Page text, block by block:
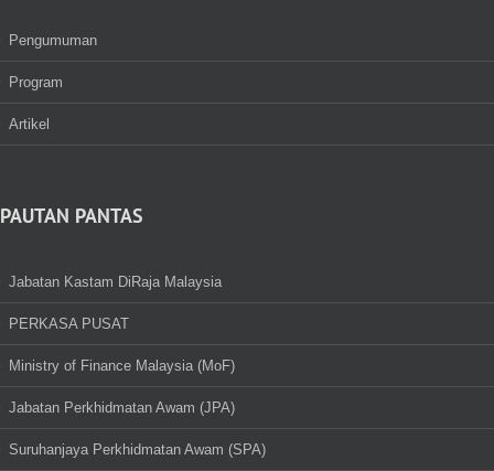
Pengumuman
Program
Artikel
PAUTAN PANTAS
Jabatan Kastam DiRaja Malaysia
PERKASA PUSAT
Ministry of Finance Malaysia (MoF)
Jabatan Perkhidmatan Awam (JPA)
Suruhanjaya Perkhidmatan Awam (SPA)